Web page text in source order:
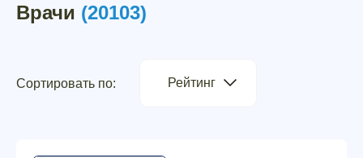
Врачи (20103)
Сортировать по: Рейтинг